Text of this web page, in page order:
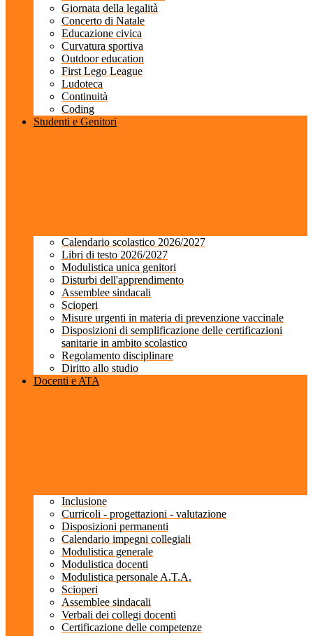
Giornata della legalità
Concerto di Natale
Educazione civica
Curvatura sportiva
Outdoor education
First Lego League
Ludoteca
Continuità
Coding
Studenti e Genitori
Calendario scolastico 2026/2027
Libri di testo 2026/2027
Modulistica unica genitori
Disturbi dell'apprendimento
Assemblee sindacali
Scioperi
Misure urgenti in materia di prevenzione vaccinale
Disposizioni di semplificazione delle certificazioni
sanitarie in ambito scolastico
Regolamento disciplinare
Diritto allo studio
Docenti e ATA
Inclusione
Curricoli - progettazioni - valutazione
Disposizioni permanenti
Calendario impegni collegiali
Modulistica generale
Modulistica docenti
Modulistica personale A.T.A.
Scioperi
Assemblee sindacali
Verbali dei collegi docenti
Certificazione delle competenze